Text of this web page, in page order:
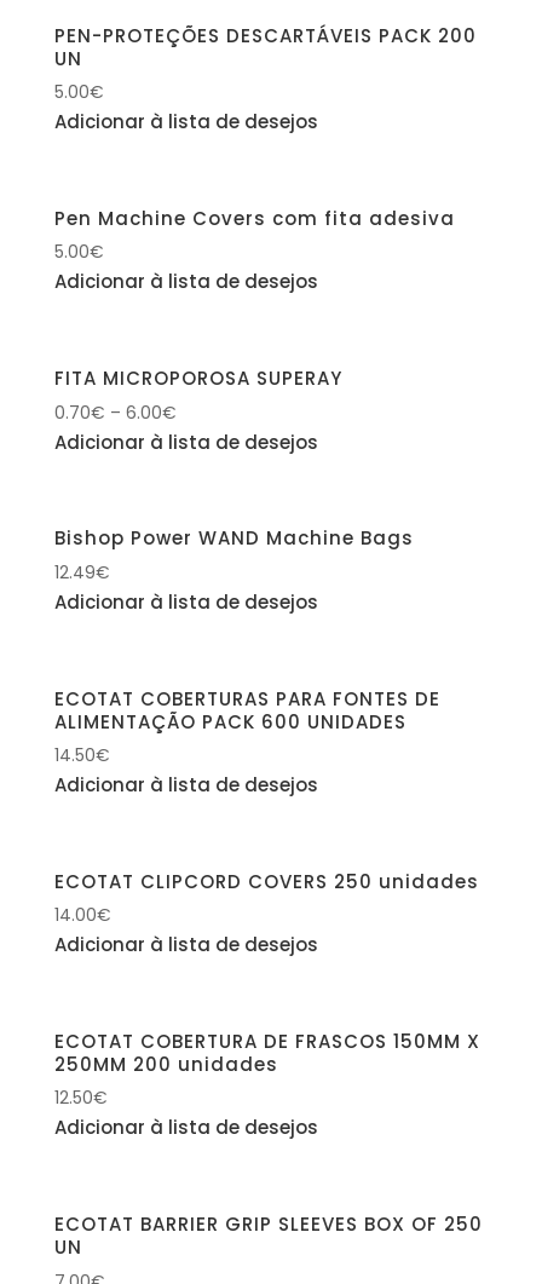
PEN-PROTEÇÕES DESCARTÁVEIS PACK 200
UN
5.00€
Adicionar à lista de desejos
Pen Machine Covers com fita adesiva
5.00€
Adicionar à lista de desejos
FITA MICROPOROSA SUPERAY
0.70€ – 6.00€
Adicionar à lista de desejos
Bishop Power WAND Machine Bags
12.49€
Adicionar à lista de desejos
ECOTAT COBERTURAS PARA FONTES DE
ALIMENTAÇÃO PACK 600 UNIDADES
14.50€
Adicionar à lista de desejos
ECOTAT CLIPCORD COVERS 250 unidades
14.00€
Adicionar à lista de desejos
ECOTAT COBERTURA DE FRASCOS 150MM X
250MM 200 unidades
12.50€
Adicionar à lista de desejos
ECOTAT BARRIER GRIP SLEEVES BOX OF 250
UN